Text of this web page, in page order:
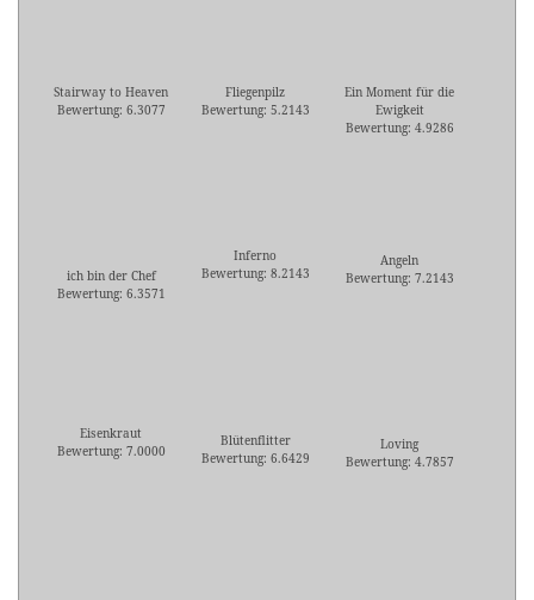
Stairway to Heaven
Bewertung: 6.3077
Fliegenpilz
Bewertung: 5.2143
Ein Moment für die
Ewigkeit
Bewertung: 4.9286
ich bin der Chef
Bewertung: 6.3571
Inferno
Bewertung: 8.2143
Angeln
Bewertung: 7.2143
Eisenkraut
Bewertung: 7.0000
Blütenflitter
Bewertung: 6.6429
Loving
Bewertung: 4.7857